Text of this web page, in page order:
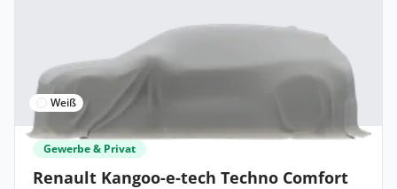
Weiß
Gewerbe & Privat
Renault Kangoo-e-tech Techno Comfort